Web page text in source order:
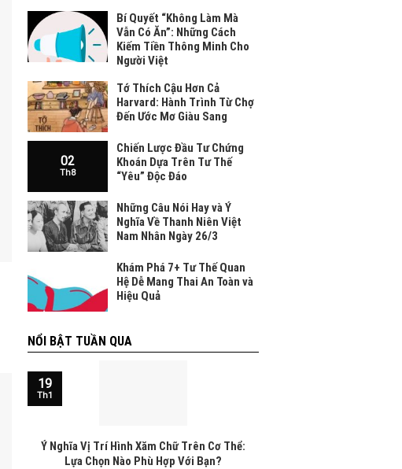
Bí Quyết “Không Làm Mà
Vẫn Có Ăn”: Những Cách
Kiếm Tiền Thông Minh Cho
Người Việt
Tớ Thích Cậu Hơn Cả
Harvard: Hành Trình Từ Chợ
Đến Ước Mơ Giàu Sang
02
Th8
Chiến Lược Đầu Tư Chứng
Khoán Dựa Trên Tư Thế
“Yêu” Độc Đáo
Những Câu Nói Hay và Ý
Nghĩa Về Thanh Niên Việt
Nam Nhân Ngày 26/3
Khám Phá 7+ Tư Thế Quan
Hệ Dễ Mang Thai An Toàn và
Hiệu Quả
NỔI BẬT TUẦN QUA
Ý Nghĩa Vị Trí Hình Xăm Chữ Trên Cơ Thể:
Lựa Chọn Nào Phù Hợp Với Bạn?
19
Th1